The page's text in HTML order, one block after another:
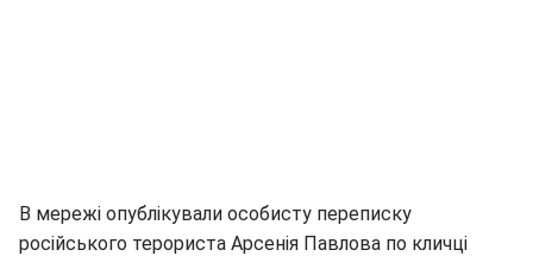
В мережі опублікували особисту переписку
російського терориста Арсенія Павлова по кличці